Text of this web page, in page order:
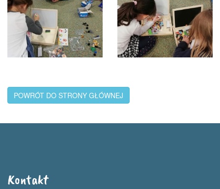
POWRÓT DO STRONY GŁÓWNEJ
Kontakt